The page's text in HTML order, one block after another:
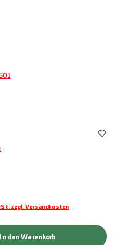
zzgl. Versandkosten
In den Warenkorb